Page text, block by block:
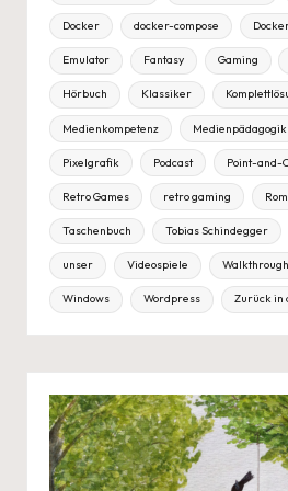
Docker docker-compose
Emulator Fantasy Gaming
Hörbuch Klassiker
Medienkompetenz Medienpädagogik
Pixelgrafik Podcast Point-and-
Retro Games retro gaming
Taschenbuch Tobias Schindegger
unser Videospiele Walkthrough
Windows Wordpress Zurück in